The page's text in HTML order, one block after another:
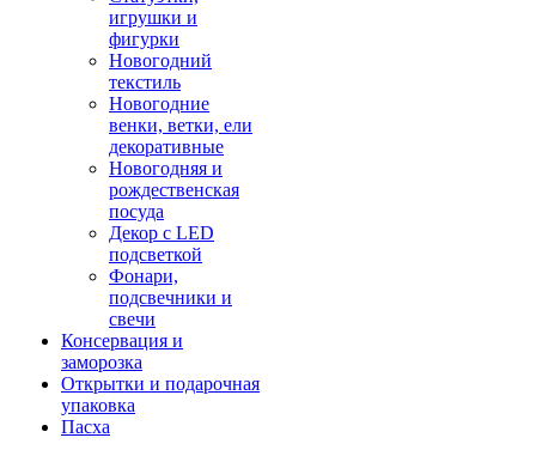
игрушки и
фигурки
Новогодний
текстиль
Новогодние
венки, ветки, ели
декоративные
Новогодняя и
рождественская
посуда
Декор с LED
подсветкой
Фонари,
подсвечники и
свечи
Консервация и
заморозка
Открытки и подарочная
упаковка
Пасха